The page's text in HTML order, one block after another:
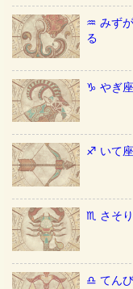
♒️ みず
る
♑️ やぎ
♐️ いて
♏️ さそ
♎️ てん